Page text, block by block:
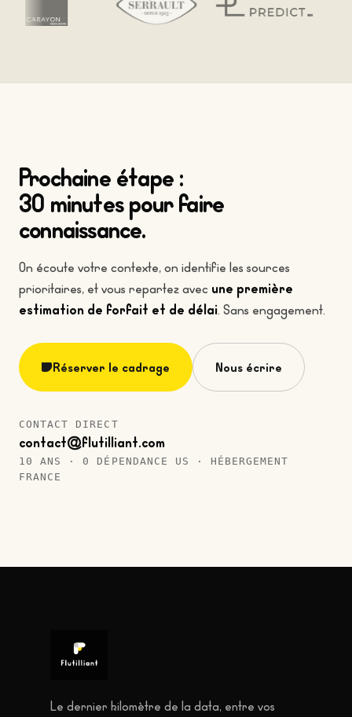
Prochaine étape :
30 minutes pour faire
connaissance.
On écoute votre contexte, on identifie les sources
prioritaires, et vous repartez avec une première
estimation de forfait et de délai. Sans engagement.
Réserver le cadrage Nous écrire
CONTACT DIRECT
contact@flutilliant.com
10 ANS · 0 DÉPENDANCE US · HÉBERGEMENT
FRANCE
Le dernier kilomètre de la data, entre vos